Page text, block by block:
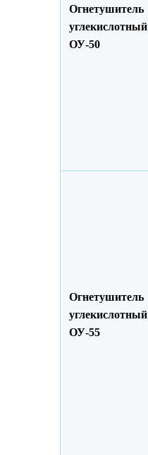
Огнетушитель
углекислотный
ОУ-50
Огнетушитель
углекислотный
ОУ-55